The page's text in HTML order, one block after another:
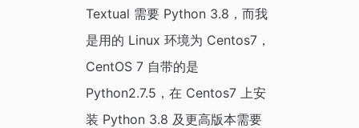
Textual 需要 Python 3.8，而我
是用的 Linux 环境为 Centos7，
CentOS 7 自带的是
Python2.7.5，在 Centos7 上安
装 Python 3.8 及更高版本需要